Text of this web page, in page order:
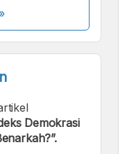
Demokrasi